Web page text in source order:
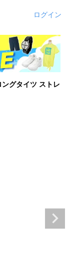
ログイン
グタイツ ストレ